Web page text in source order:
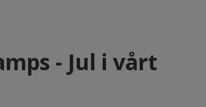
- Jul i vårt